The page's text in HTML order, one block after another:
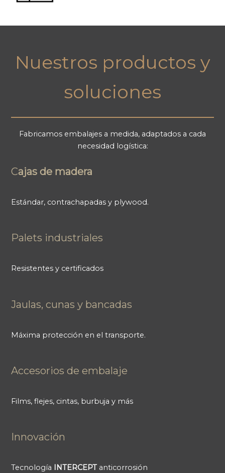
Nuestros productos y
soluciones
Fabricamos embalajes a medida, adaptados a cada
necesidad logística:
Cajas de madera
Estándar, contrachapadas y plywood.
Palets industriales
Resistentes y certificados
Jaulas, cunas y bancadas
Máxima protección en el transporte.
Accesorios de embalaje
Films, flejes, cintas, burbuja y más
Innovación
Tecnología INTERCEPTanticorrosión